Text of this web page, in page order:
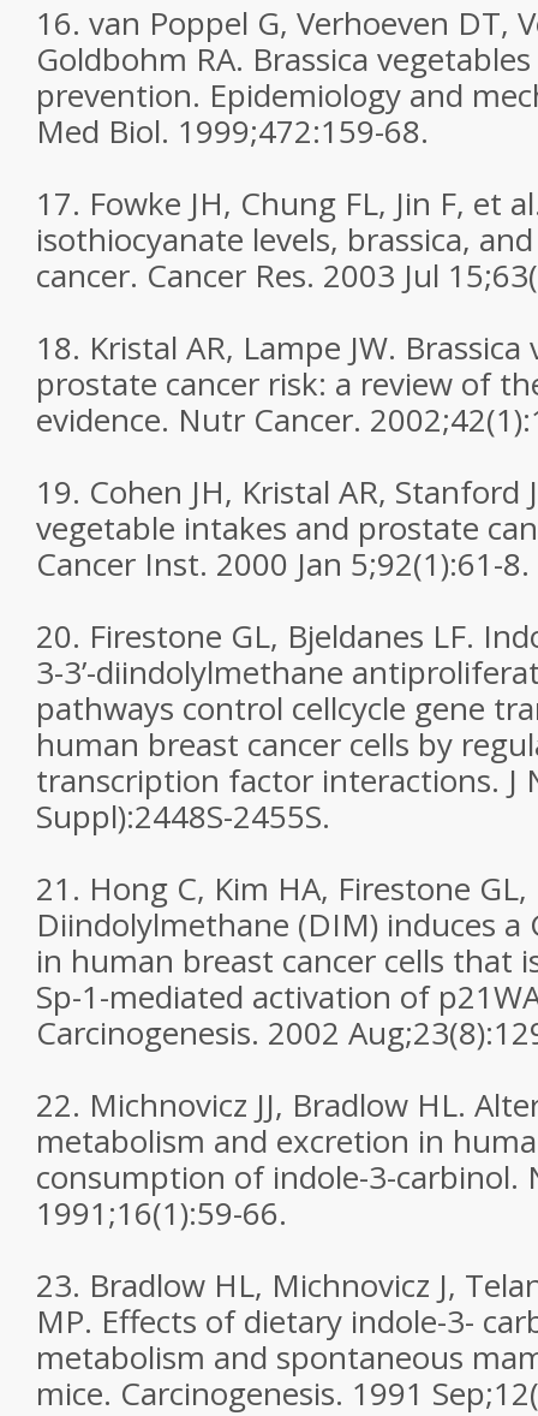
16. van Poppel G, Verhoeven DT,
Goldbohm RA. Brassica
prevention. Epidemiology and
Med Biol. 1999;472:159-68.
17. Fowke JH, Chung FL, Jin F, et
isothiocyanate levels, brassica,
cancer. Cancer Res. 2003 Jul
18. Kristal AR, Lampe JW.
prostate cancer risk: a review of
evidence. Nutr Cancer.
19. Cohen JH, Kristal AR, Stanford
vegetable intakes and prostate
Cancer Inst. 2000 Jan 5;92(1):61-8.
20. Firestone GL, Bjeldanes LF.
3-3’-diindolylmethane
pathways control cellcycle gene
human breast cancer cells by
transcription factor interactions. J
Suppl):2448S-2455S.
21. Hong C, Kim HA, Firestone GL,
Diindolylmethane (DIM) induces a
in human breast cancer cells that
Sp-1-mediated activation of
Carcinogenesis. 2002
22. Michnovicz JJ, Bradlow HL.
metabolism and excretion in
consumption of indole-3-carbinol.
1991;16(1):59-66.
23. Bradlow HL, Michnovicz J,
MP. Effects of dietary indole-3-
metabolism and spontaneous
mice. Carcinogenesis. 1991